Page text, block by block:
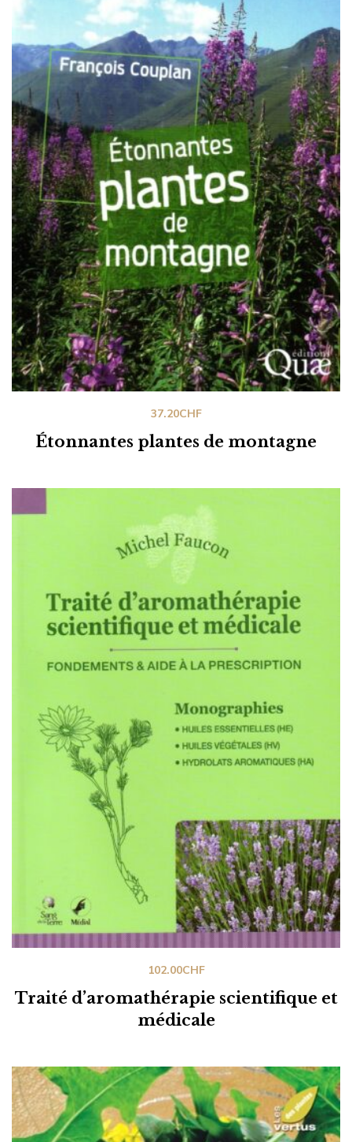
Étonnantes plantes de montagne
37.20CHF
Traité d’aromathérapie scientifique et
médicale
102.00CHF